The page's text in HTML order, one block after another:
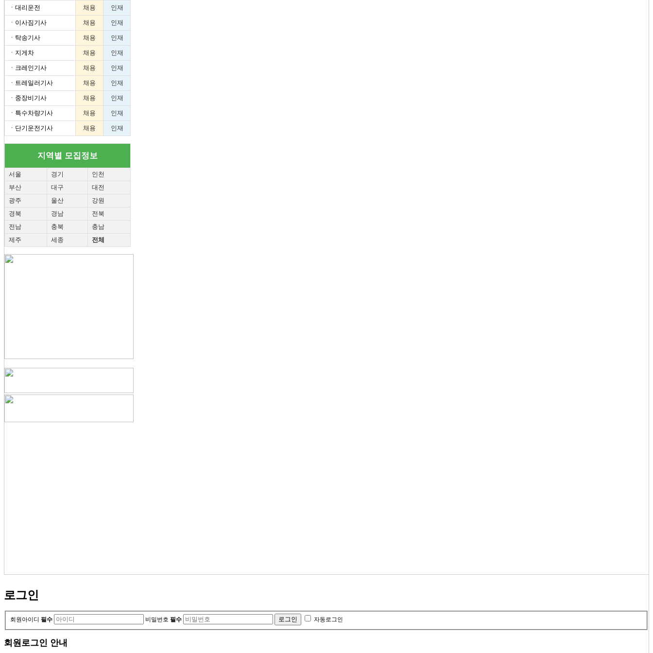
ㆍ 대리운전 채용 인재
ㆍ 이사짐기사 채용 인재
ㆍ 탁송기사 채용 인재
ㆍ 지게차 채용 인재
ㆍ 크레인기사 채용 인재
ㆍ 트레일러기사 채용 인재
ㆍ 중장비기사 채용 인재
ㆍ 특수차량기사 채용 인재
ㆍ 단기운전기사 채용 인재
지역별 모집정보
서울 경기
인천
부산
대구
대전
광주
울산
강원
경북
경남
전북
전남
충북
충남
제주
세종 전체
로그인
회원아이디 필수 비밀번호 필수 자동로그인
회원로그인 안내